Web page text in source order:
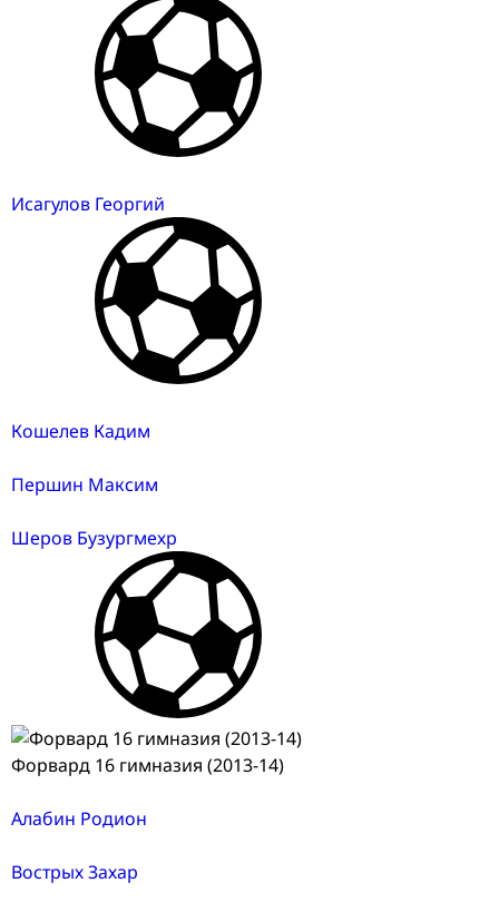
Исагулов Георгий
Кошелев Кадим
Першин Максим
Шеров Бузургмехр
Форвард 16 гимназия (2013-14)
Алабин Родион
Вострых Захар